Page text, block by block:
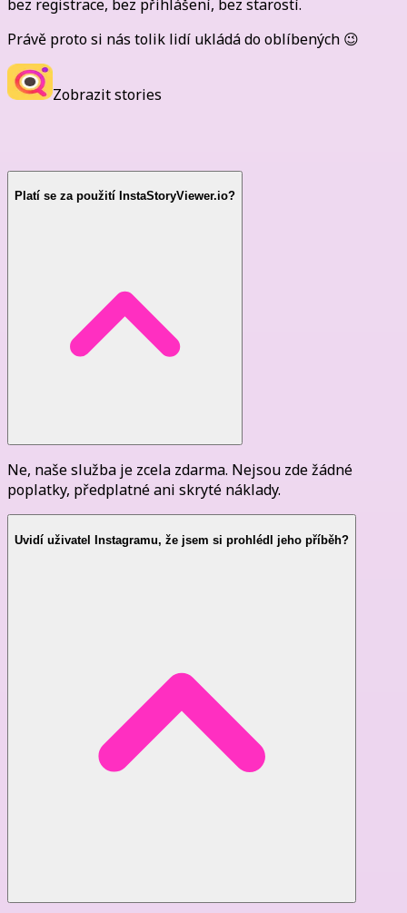
bez registrace, bez přihlášení, bez starostí.
Právě proto si nás tolik lidí ukládá do oblíbených 😉
Zobrazit stories
Platí se za použití InstaStoryViewer.io?
Ne, naše služba je zcela zdarma. Nejsou zde žádné
poplatky, předplatné ani skryté náklady.
Uvidí uživatel Instagramu, že jsem si prohlédl jeho příběh?